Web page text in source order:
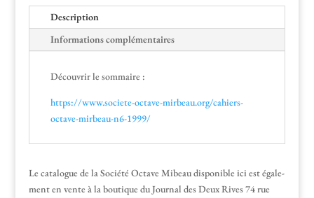
Descrip­tion
Infor­ma­tions complémentaires
Décou­vrir le sommaire :
https://www.societe-octave-mirbeau.org/cahiers-
octave-mirbeau-n6-1999/
Le cat­a­logue de la Société Octave Mibeau disponible ici est égale­
ment en vente à la bou­tique du Jour­nal des Deux Rives 74 rue